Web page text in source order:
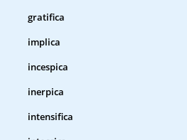
gratifica
implica
incespica
inerpica
intensifica